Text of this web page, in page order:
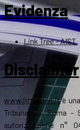
Evidenza
Link Tree – AIST
Disclaimer
www.jrrtolkien.itè
Tribunale di Roma -
autorizzazione n°